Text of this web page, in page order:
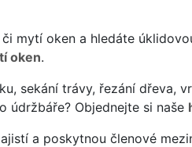
mytí oken a hledáte
oken.
sekání trávy, řezání dřeva,
údržbáře? Objednejte si naše
a poskytnou členové